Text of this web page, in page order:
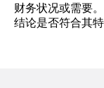
财务状况或需要
结论是否符合其